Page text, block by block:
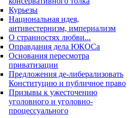
Курьезы
Национальная идея,
антивестернизм, империализм
О странностях любви...
Оправдания дела ЮКОСа
Основания пересмотра
приватизации
Предложения де-либерализовать
Конституцию и публичное право
Призывы к ужесточению
уголовного и уголовно-
процессуального